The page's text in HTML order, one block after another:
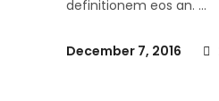
definitionem eos an.
December 7, 2016